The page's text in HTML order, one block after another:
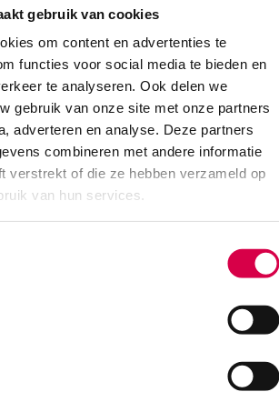
gebruik van cookies
om content en advertenties te
functies voor social media te bieden en
te analyseren. Ook delen we
gebruik van onze site met onze partners
adverteren en analyse. Deze partners
combineren met andere informatie
verstrekt of die ze hebben verzameld op
van hun services.